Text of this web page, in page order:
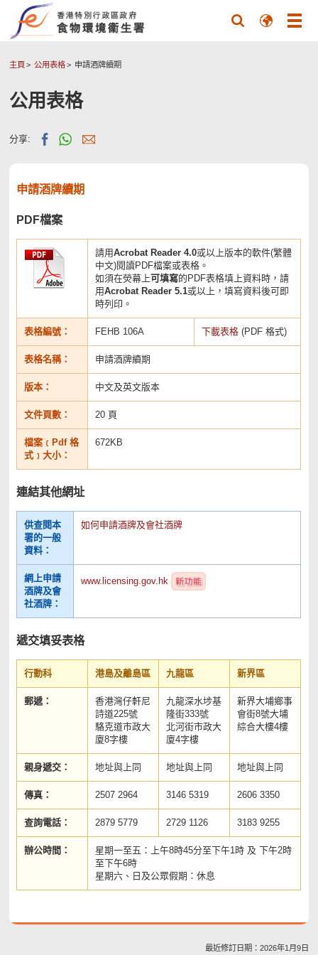
主頁 公用表格 申請酒牌續期
公用表格
分享:
申請酒牌續期
PDF檔案
請用Acrobat Reader 4.0或以上版本的軟件(繁體
中文)閱讀PDF檔案或表格。
如須在熒幕上可填寫的PDF表格填上資料時，請
用Acrobat Reader 5.1或以上，填寫資料後可即
時列印。
表格編號： FEHB 106A 下載表格 (PDF 格式)
表格名稱： 申請酒牌續期
版本： 中文及英文版本
文件頁數： 20 頁
檔案﹝Pdf 格
式﹞大小：
672KB
連結其他網址
供查閱本
署的一般
資料：
如何申請酒牌及會社酒牌
網上申請
酒牌及會
社酒牌：
www.licensing.gov.hk
遞交填妥表格
行動科 港島及離島區 九龍區 新界區
郵遞：
香港灣仔軒尼
詩道225號
駱克道市政大
廈8字樓
九龍深水埗基
隆街333號
北河街市政大
廈4字樓
新界大埔鄉事
會街8號大埔
綜合大樓4樓
親身遞交： 地址與上同 地址與上同 地址與上同
傳真： 2507 2964 3146 5319 2606 3350
查詢電話： 2879 5779 2729 1126 3183 9255
辦公時間：
星期一至五：上午8時45分至下午1時 及 下午2時
至下午6時
星期六、日及公眾假期：休息
最近修訂日期：2026年1月9日